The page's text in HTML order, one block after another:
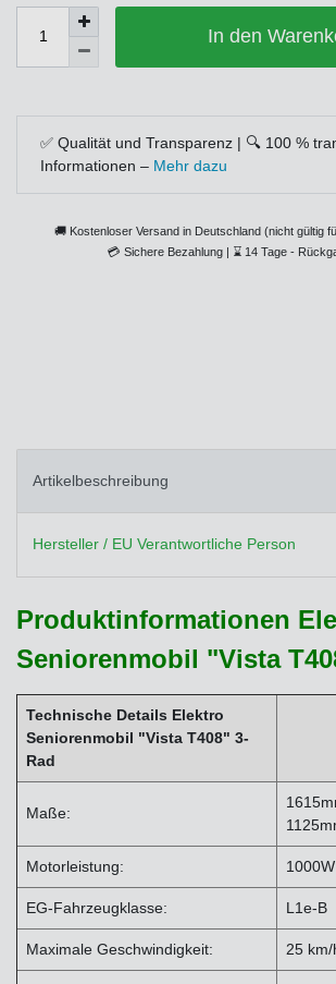
In den
✅ Qualität und Transparenz | 🔍 100 %
Informationen – Mehr dazu
🚚 Kostenloser Versand in Deutschland (nicht gültig
💳 Sichere Bezahlung | ⌛ 14 Tage -
Artikelbeschreibung
Hersteller / EU Verantwortliche Person
Produktinformationen
Seniorenmobil "Vista
Technische Details Elektro
Seniorenmobil "Vista T408" 3-
Rad
Maße:
Motorleistung: 1000W
EG-Fahrzeugklasse: L1e-B
Maximale Geschwindigkeit: 25 km/